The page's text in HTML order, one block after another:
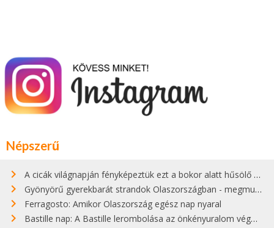
Népszerű
A cicák világnapján fényképeztük ezt a bokor alatt hűsölő cicát Kisorosziban
Gyönyörű gyerekbarát strandok Olaszországban - megmutatjuk a 15 legjobbat
Ferragosto: Amikor Olaszország egész nap nyaral
Bastille nap: A Bastille lerombolása az önkényuralom végét jelentette